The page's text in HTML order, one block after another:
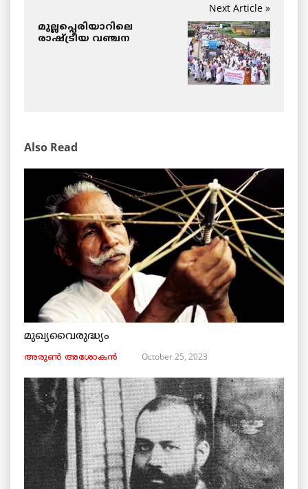
Next Article »
മുല്ലപ്പെരിയാറിലെ
രാഷ്ട്രീയ വഞ്ചന
Also Read
മുഖ്യവൈരുദ്ധ്യം
അരുണ്‍ അശോകൻ October 25, 2023